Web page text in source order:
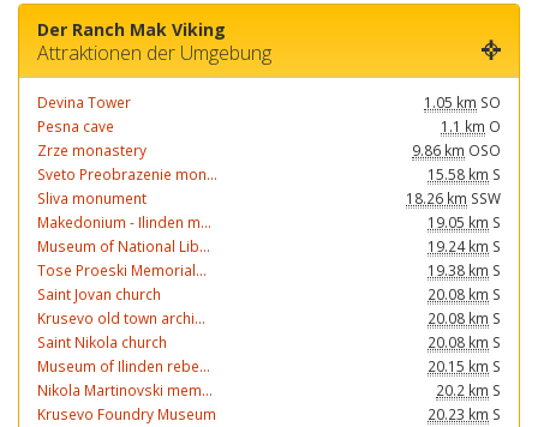
Der Ranch Mak Viking
Attraktionen der Umgebung
Devina Tower 1.05 km SO
Pesna cave
1.1 km O
Zrze monastery
9.86 km OSO
Sveto Preobrazenie mon...
15.58 km S
Sliva monument
18.26 km SSW
Makedonium - Ilinden m...
19.05 km S
Museum of National Lib...
19.24 km S
Tose Proeski Memorial...
19.38 km S
Saint Jovan church
20.08 km S
Krusevo old town archi...
20.08 km S
Saint Nikola church
20.08 km S
Museum of Ilinden rebe...
20.15 km S
Nikola Martinovski mem...
20.2 km S
Krusevo Foundry Museum
20.23 km S